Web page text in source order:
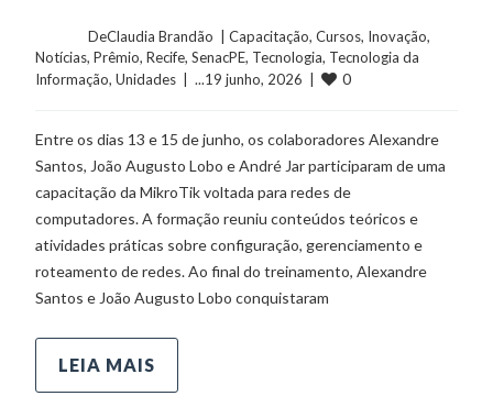
	    	DeClaudia Brandão  |
Capacitação, Cursos, Inovação
Notícias, Prêmio, Recife, SenacPE, Tecnologia, Tecnologia da
Informação, Unidades
  |  ...19 junho, 2026  |
0
Entre os dias 13 e 15 de junho, os colaboradores Alexandre
Santos, João Augusto Lobo e André Jar participaram de uma
capacitação da MikroTik voltada para redes de
computadores. A formação reuniu conteúdos teóricos e
atividades práticas sobre configuração, gerenciamento e
roteamento de redes. Ao final do treinamento, Alexandre
Santos e João Augusto Lobo conquistaram
LEIA MAIS